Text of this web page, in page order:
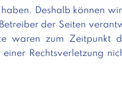
Deshalb können
der Seiten
waren zum Zeitpunkt
Rechtsverletzung